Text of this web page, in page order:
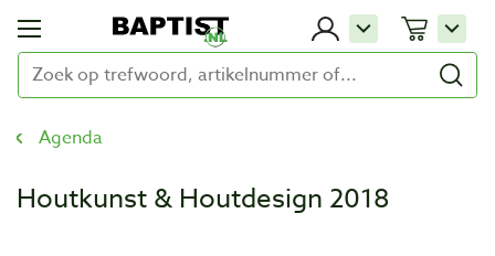
Agenda
Houtkunst & Houtdesign 2018